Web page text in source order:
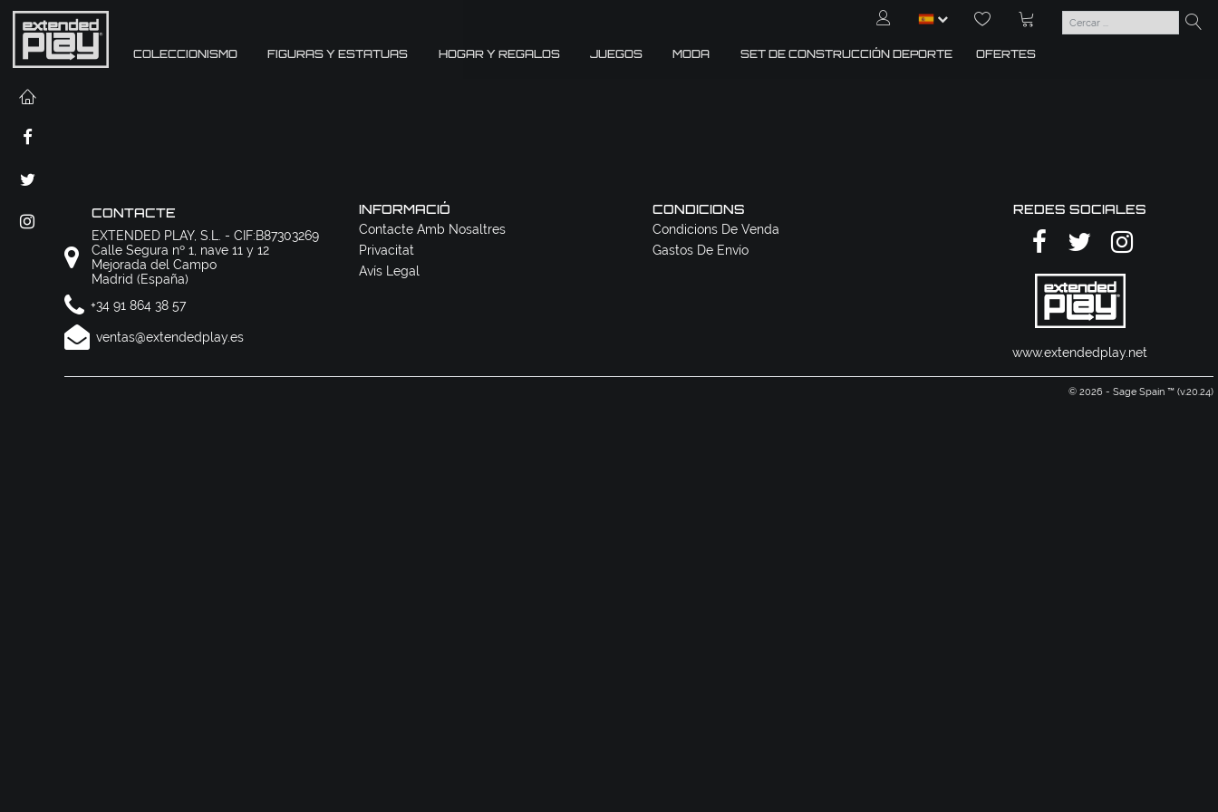
COLECCIONISMO FIGURAS Y ESTATUAS HOGAR Y REGALOS JUEGOS MODA SET DE CONSTRUCCIÓN DEPORTE OFERTES
CONTACTE
EXTENDED PLAY, S.L. - CIF:B87303269
Calle Segura nº 1, nave 11 y 12
Mejorada del Campo
Madrid (España)
+34 91 864 38 57
ventas@extendedplay.es
INFORMACIÓ
Contacte Amb Nosaltres
Privacitat
Avís Legal
CONDICIONS
Condicions De Venda
Gastos De Envío
REDES SOCIALES
www.extendedplay.net
© 2026 - Sage Spain ™ (v.20.24)